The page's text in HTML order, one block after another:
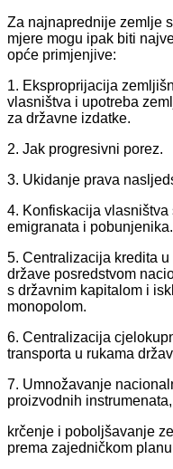
Za najnaprednije zemlje
mjere mogu ipak biti
opće primjenjive:
1. Eksproprijacija
vlasništva i upotreba
za državne izdatke.
2. Jak progresivni porez.
3. Ukidanje prava
4. Konfiskacija vlasništva
emigranata i pobunjenika.
5. Centralizacija kredita u
države posredstvom
s državnim kapitalom i
monopolom.
6. Centralizacija
transporta u rukama
7. Umnožavanje
proizvodnih instrumenata,
krčenje i poboljšavanje
prema zajedničkom